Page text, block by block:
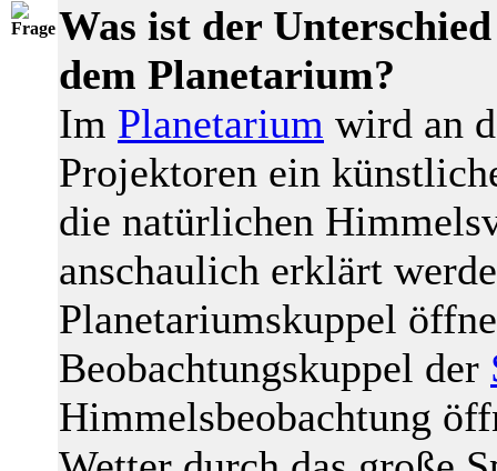
Was ist der
dem Planetarium?
Im Planetarium wird an
Projektoren ein
die natürlichen
anschaulich erklärt
Planetariumskuppel
Beobachtungskuppel der
Himmelsbeobachtung